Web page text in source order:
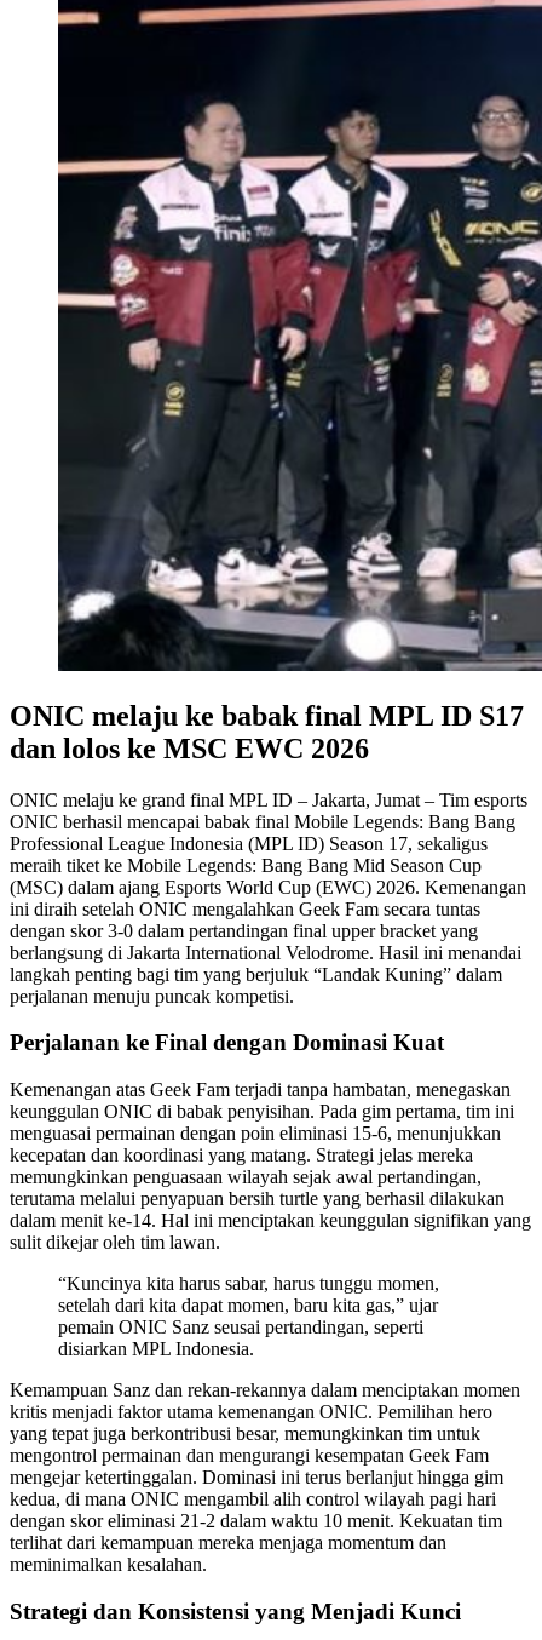
ONIC melaju ke babak final MPL ID S17
dan lolos ke MSC EWC 2026
ONIC melaju ke grand final MPL ID – Jakarta, Jumat – Tim esports
ONIC berhasil mencapai babak final Mobile Legends: Bang Bang
Professional League Indonesia (MPL ID) Season 17, sekaligus
meraih tiket ke Mobile Legends: Bang Bang Mid Season Cup
(MSC) dalam ajang Esports World Cup (EWC) 2026. Kemenangan
ini diraih setelah ONIC mengalahkan Geek Fam secara tuntas
dengan skor 3-0 dalam pertandingan final upper bracket yang
berlangsung di Jakarta International Velodrome. Hasil ini menandai
langkah penting bagi tim yang berjuluk “Landak Kuning” dalam
perjalanan menuju puncak kompetisi.
Perjalanan ke Final dengan Dominasi Kuat
Kemenangan atas Geek Fam terjadi tanpa hambatan, menegaskan
keunggulan ONIC di babak penyisihan. Pada gim pertama, tim ini
menguasai permainan dengan poin eliminasi 15-6, menunjukkan
kecepatan dan koordinasi yang matang. Strategi jelas mereka
memungkinkan penguasaan wilayah sejak awal pertandingan,
terutama melalui penyapuan bersih turtle yang berhasil dilakukan
dalam menit ke-14. Hal ini menciptakan keunggulan signifikan yang
sulit dikejar oleh tim lawan.
“Kuncinya kita harus sabar, harus tunggu momen,
setelah dari kita dapat momen, baru kita gas,” ujar
pemain ONIC Sanz seusai pertandingan, seperti
disiarkan MPL Indonesia.
Kemampuan Sanz dan rekan-rekannya dalam menciptakan momen
kritis menjadi faktor utama kemenangan ONIC. Pemilihan hero
yang tepat juga berkontribusi besar, memungkinkan tim untuk
mengontrol permainan dan mengurangi kesempatan Geek Fam
mengejar ketertinggalan. Dominasi ini terus berlanjut hingga gim
kedua, di mana ONIC mengambil alih control wilayah pagi hari
dengan skor eliminasi 21-2 dalam waktu 10 menit. Kekuatan tim
terlihat dari kemampuan mereka menjaga momentum dan
meminimalkan kesalahan.
Strategi dan Konsistensi yang Menjadi Kunci